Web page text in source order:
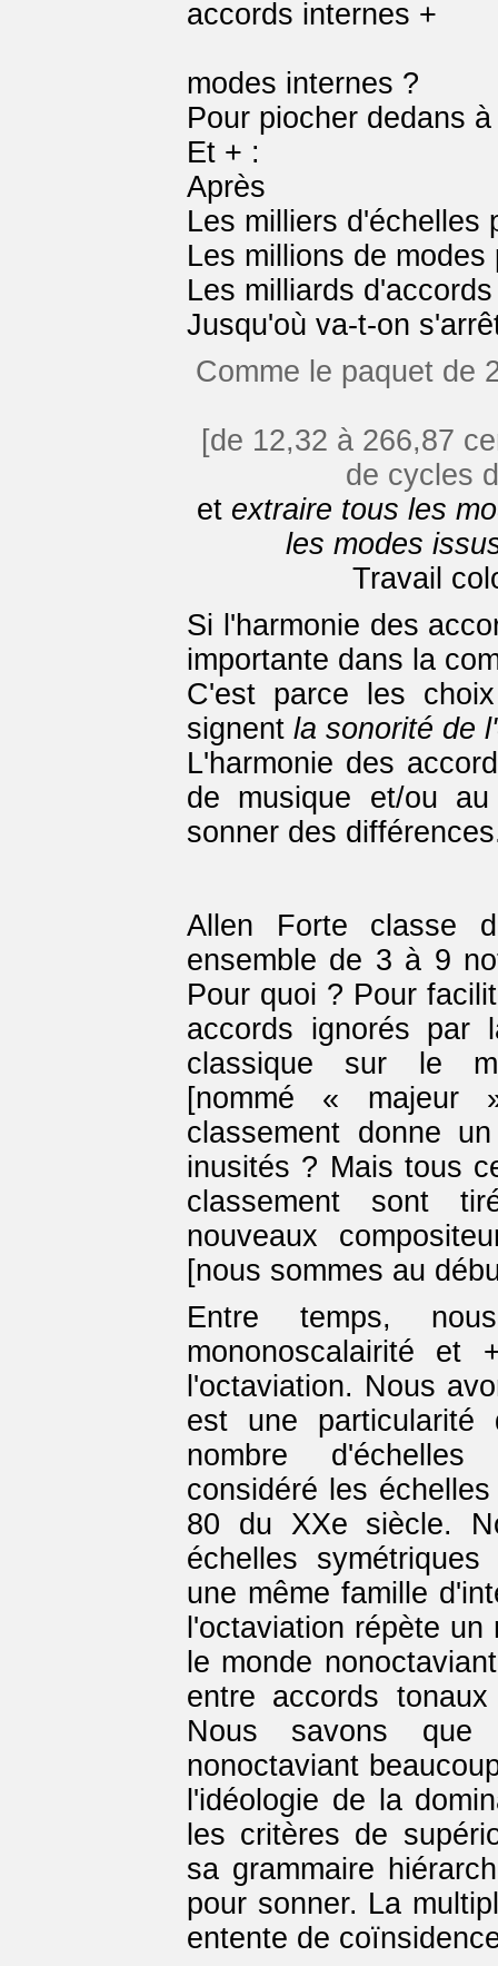
accords internes +
modes internes ?
Pour piocher dedans
Et + :
Après
Les milliers d'échelles
Les millions de modes
Les milliards
Jusqu'où va-t-on
Comme le paquet de
[de 12,32 à 266,87
de cycles
et extraire tous les
les modes
Travail
Si l'harmonie des
importante dans la
C'est parce les
signent la sonorité de
L'harmonie des
de musique et/ou
sonner des
Allen Forte classe
ensemble de 3 à 9
Pour quoi ? Pour
accords ignorés par
classique sur le
[nommé «
classement donne
inusités ? Mais tous
classement sont
nouveaux
[nous sommes au
Entre temps,
mononoscalairité
l'octaviation. Nous
est une
nombre
considéré les
80 du XXe siècle.
échelles
une même famille
l'octaviation répète
le monde
entre accords
Nous savons que
nonoctaviant
l'idéologie de la
les critères de
sa grammaire
pour sonner. La
entente de